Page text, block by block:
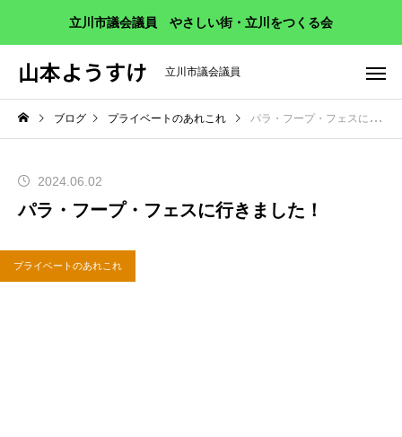
立川市議会議員 やさしい街・立川をつくる会
山本ようすけ 立川市議会議員
ブログ プライベートのあれこれ パラ・フープ・フェスに行きました！
2024.06.02
パラ・フープ・フェスに行きました！
プライベートのあれこれ